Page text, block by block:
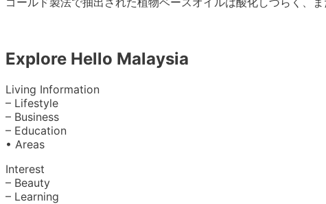
Explore Hello Malaysia
Living Information
– Lifestyle
– Business
– Education
• Areas
Interest
– Beauty
– Learning